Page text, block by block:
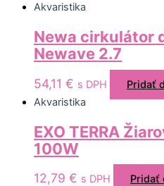
Akvaristika
Newa cirkulátor
Newave 2.7
54,11 € s DPH
Pridať
Akvaristika
EXO TERRA
100W
12,79 € s DPH
Pridať